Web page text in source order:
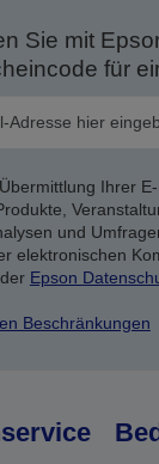
Sie mit
für
Ihrer
und
elektronischen
Epson
Beschränkungen